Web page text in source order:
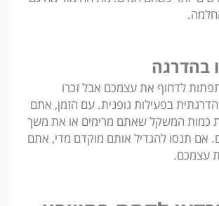
לדחוף את עצמכם אבל זכרו
בפעילות גופנית. עם הזמן, אתם
כמות המשקל שאתם מרימים או את משך
אם תנסו להגדיל אותם מוקדם מדי, אתם
עצמכם.